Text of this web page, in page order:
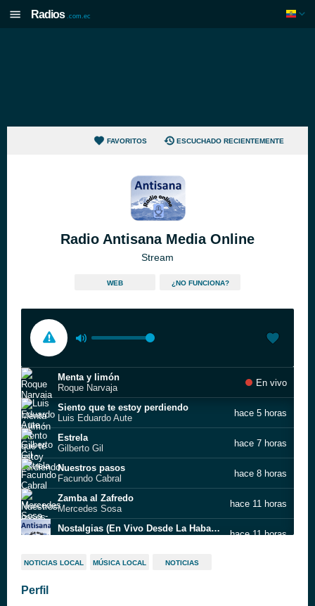
Radios .com.ec
FAVORITOS ESCUCHADO RECIENTEMENTE
Radio Antisana Media Online
Stream
WEB ¿NO FUNCIONA?
Menta y limón
Roque Narvaja
En vivo
Siento que te estoy perdiendo
Luis Eduardo Aute
hace 5 horas
Estrela
Gilberto Gil
hace 7 horas
Nuestros pasos
Facundo Cabral
hace 8 horas
Zamba al Zafredo
Mercedes Sosa
hace 11 horas
Nostalgias (En Vivo Desde La Habana, Cuba)
hace 11 horas
La colina de la vida
NOTICIAS LOCAL MÚSICA LOCAL NOTICIAS
Perfil